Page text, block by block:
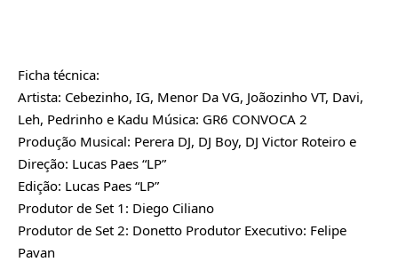
Ficha técnica:
Artista: Cebezinho, IG, Menor Da VG, Joãozinho VT, Davi,
Leh, Pedrinho e Kadu Música: GR6 CONVOCA 2
Produção Musical: Perera DJ, DJ Boy, DJ Victor Roteiro e
Direção: Lucas Paes “LP”
Edição: Lucas Paes “LP”
Produtor de Set 1: Diego Ciliano
Produtor de Set 2: Donetto Produtor Executivo: Felipe
Pavan